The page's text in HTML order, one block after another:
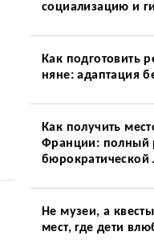
социализацию и
Как подготовить
няне: адаптация
Как получить
Франции: полный
бюрократической
Не музеи, а
мест, где дети